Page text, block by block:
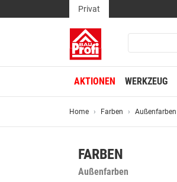
Privat
AKTIONEN WERKZEUG
Home Farben Außenfarben
FARBEN
Außenfarben